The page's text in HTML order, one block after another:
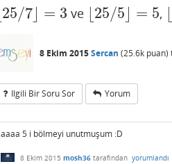
25/7⌋ = 3
25/7⌋= ve ⌊ 25/5 ⌋ = 5
25/5⌋= 5 , ⌊
8 Ekim 2015Sercan (25.6k puan)
Ilgili Bir Soru Sor Yorum
aaaa 5 i bölmeyi unutmuşum :D
8 Ekim 2015 mosh36 tarafından yorumlandı